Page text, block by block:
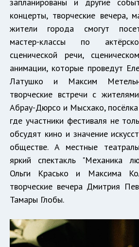
концерты, творческие вечера,
жители города смогут
мастер-классы по
сценической речи,
анимации, которые проведут
Латушко и Максим
творческие встречи с
Абрау-Дюрсо и Мысхако, посёлка
где участники фестиваля не
обсудят кино и значение
обществе. А местные
яркий спектакль "Механика
Ольги Красько и Максима
творческие вечера Дмитрия
Тамары Глобы.